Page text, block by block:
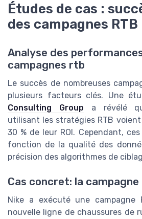
Études de cas :
des campagnes RTB
Analyse des
campagnes rtb
Le succès de nombreuses
plusieurs facteurs clés. Une
Consulting Group a révélé
utilisant les stratégies RTB
30 % de leur ROI. Cependant,
fonction de la qualité des
précision des algorithmes de
Cas concret: la campagne
Nike a exécuté une campagne
nouvelle ligne de chaussures de